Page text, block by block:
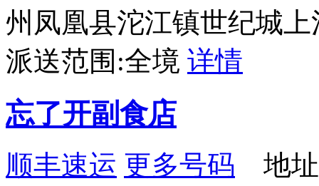
州凤凰县沱江镇世纪城
派送范围:全境 详情
忘了开副食店
顺丰速运 更多号码 地址